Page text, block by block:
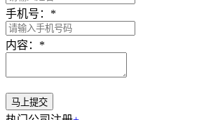
手机号： *
内容： *